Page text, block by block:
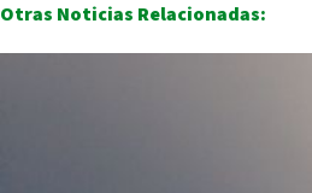
Otras Noticias Relacionadas: